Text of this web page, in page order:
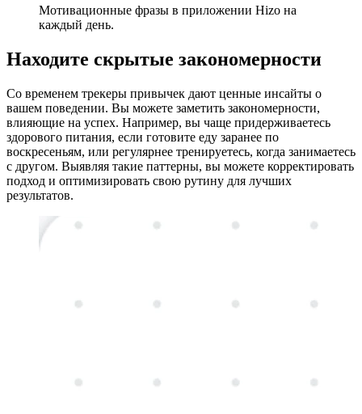
Мотивационные фразы в приложении Hizo на
каждый день.
Находите скрытые закономерности
Со временем трекеры привычек дают ценные инсайты о
вашем поведении. Вы можете заметить закономерности,
влияющие на успех. Например, вы чаще придерживаетесь
здорового питания, если готовите еду заранее по
воскресеньям, или регулярнее тренируетесь, когда занимаетесь
с другом. Выявляя такие паттерны, вы можете корректировать
подход и оптимизировать свою рутину для лучших
результатов.